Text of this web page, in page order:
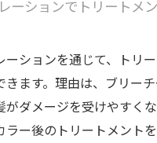
ーションでトリートメ
ーションを通じて、トリ
きます。理由は、ブリー
がダメージを受けやすく
ラー後のトリートメント